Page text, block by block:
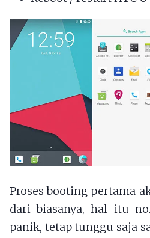
Proses booting pertama
dari biasanya, hal itu
panik, tetap tunggu saja